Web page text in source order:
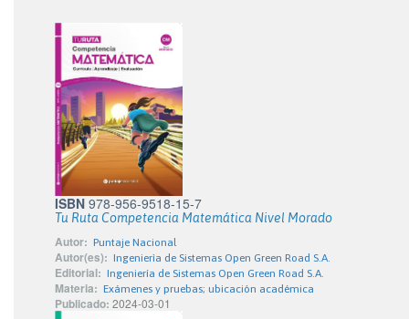
ISBN 978-956-9518-15-7
Tu Ruta Competencia Matemática Nivel Morado
Autor: Puntaje Nacional
Autor(es): Ingenierìa de Sistemas Open Green Road S.A.
Editorial: Ingeniería de Sistemas Open Green Road S.A.
Materia: Exámenes y pruebas; ubicación académica
Publicado: 2024-03-01